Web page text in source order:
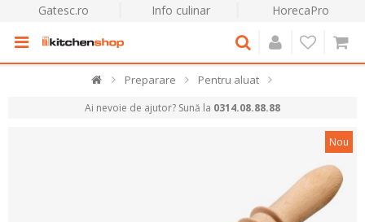
Gatesc.ro Info culinar HorecaPro
Preparare Pentru aluat
Ai nevoie de ajutor? Sună la 0314.08.88.88
Nou